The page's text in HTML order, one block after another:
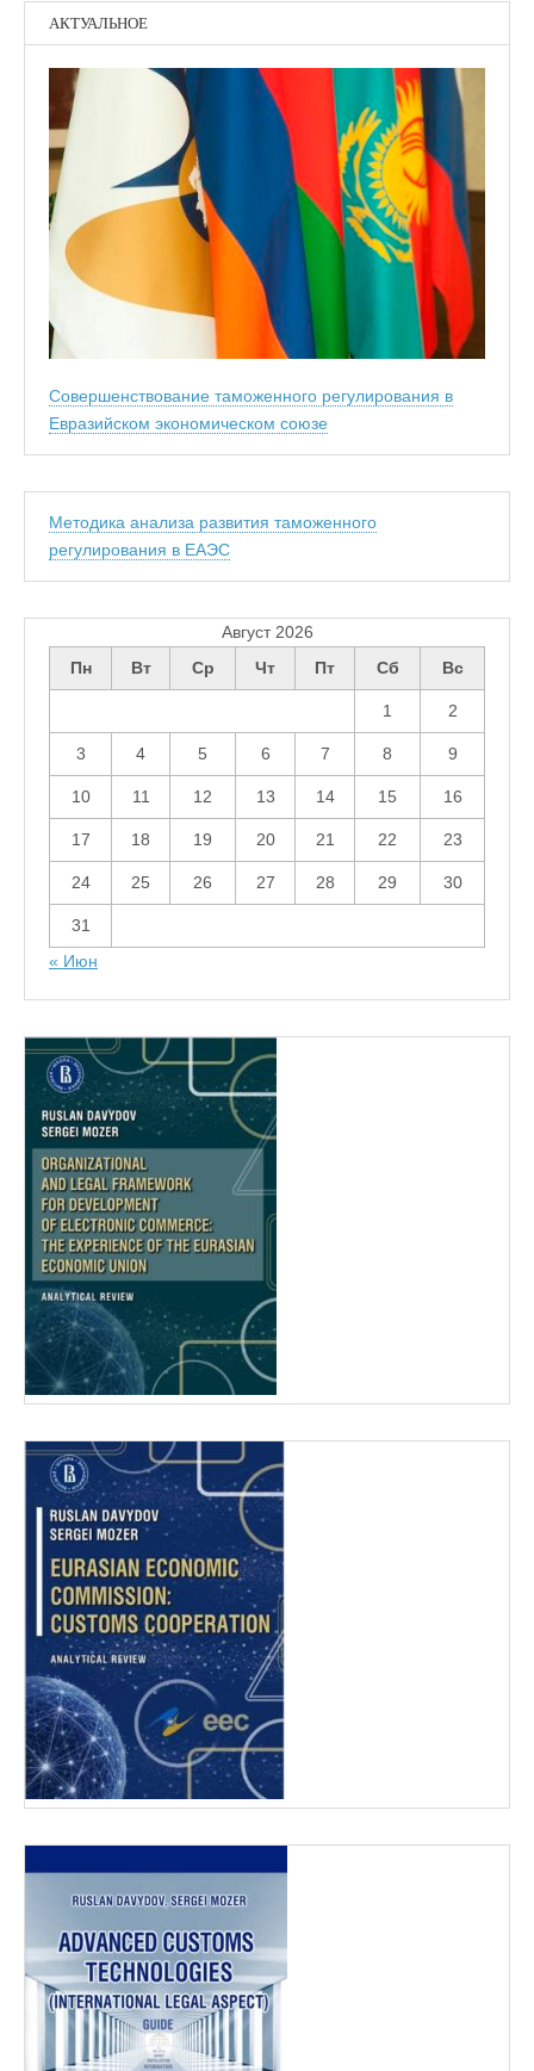
АКТУАЛЬНОЕ
Совершенствование таможенного регулирования в
Евразийском экономическом союзе
Методика анализа развития таможенного
регулирования в ЕАЭС
Август 2026
Пн
Вт Ср Чт Пт Сб Вс
1 2
3 4 5 6 7 8 9
10 11 12 13 14 15 16
17 18 19 20 21 22 23
24 25 26 27 28 29 30
31
« Июн